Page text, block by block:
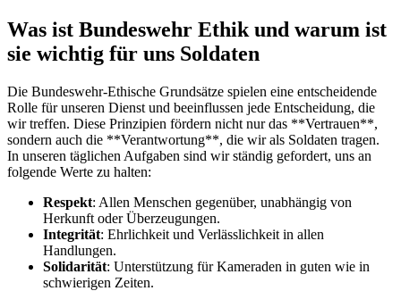
Was ist Bundeswehr Ethik und warum‍ ist
sie wichtig für uns Soldaten
Die ⁤Bundeswehr-Ethische⁣ Grundsätze spielen eine entscheidende
Rolle für unseren ‌Dienst‍ und beeinflussen jede‍ Entscheidung, die
‌wir⁢ treffen.‍ Diese ⁤Prinzipien fördern nicht nur das **Vertrauen**,
sondern auch die **Verantwortung**, die wir als Soldaten tragen.
In unseren ​täglichen ⁢Aufgaben sind wir ständig gefordert, ‍uns an
folgende Werte ⁢zu‌ halten:
Respekt:⁤ Allen Menschen⁣ gegenüber, unabhängig von
Herkunft oder Überzeugungen.
Integrität: Ehrlichkeit⁢ und Verlässlichkeit in⁣ allen
Handlungen.
Solidarität: Unterstützung ‍für Kameraden in ‌guten wie in
schwierigen Zeiten.